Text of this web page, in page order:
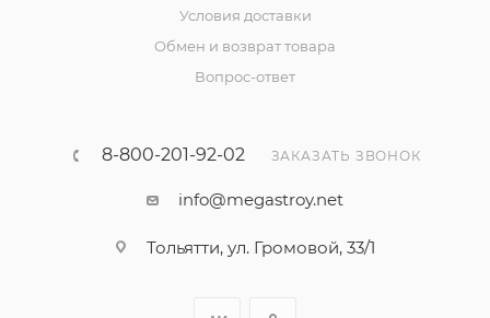
Условия доставки
Обмен и возврат товара
Вопрос-ответ
8-800-201-92-02 ЗАКАЗАТЬ ЗВОНОК
info@megastroy.net
Тольятти, ул. Громовой, 33/1